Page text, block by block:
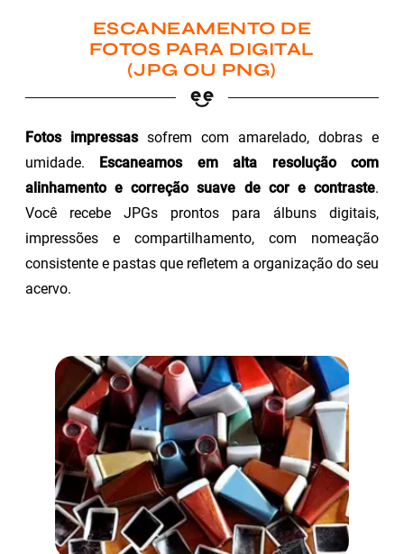
ESCANEAMENTO DE
FOTOS PARA DIGITAL
(JPG OU PNG)
Fotos impressassofrem com amarelado, dobras e
umidade. Escaneamos em alta resolução com
alinhamento e correção suave de cor e contraste.
Você recebe JPGs prontos para álbuns digitais,
impressões e compartilhamento, com nomeação
consistente e pastas que refletem a organização do seu
acervo.